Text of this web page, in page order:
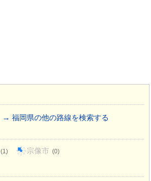
→ 福岡県の他の路線を検索する
(1) 宗像市 (0)